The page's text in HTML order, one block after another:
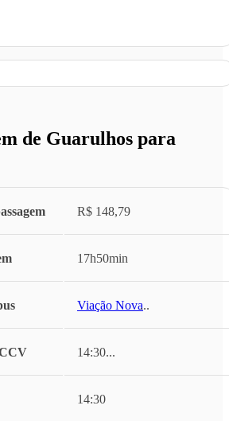
de Guarulhos para
R$ 148,79
17h50min
Viação Nova...
14:30...
14:30